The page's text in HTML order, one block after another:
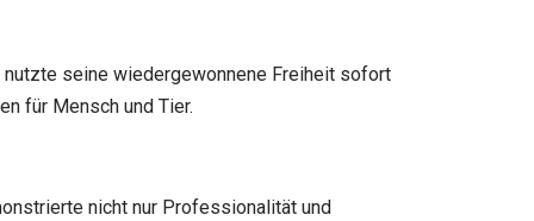
seine wiedergewonnene Freiheit sofort
für Mensch und Tier.
nicht nur Professionalität und